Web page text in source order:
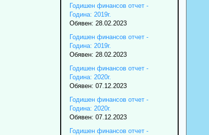
Годишен финансов отчет -
Година: 2019г.
Обявен: 28.02.2023
Годишен финансов отчет -
Година: 2019г.
Обявен: 28.02.2023
Годишен финансов отчет -
Година: 2020г.
Обявен: 07.12.2023
Годишен финансов отчет -
Година: 2020г.
Обявен: 07.12.2023
Годишен финансов отчет -